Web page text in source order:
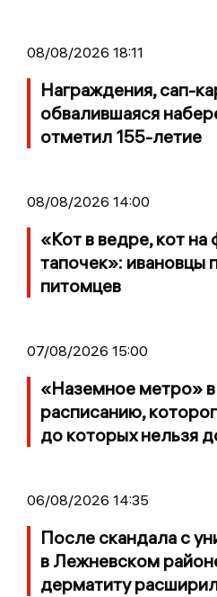
08/08/2026 18:11
Награждения, сап-
обвалившаяся
отметил 155-летие
08/08/2026 14:00
«Кот в ведре, кот
тапочек»: ивановцы
питомцев
07/08/2026 15:00
«Наземное метро»
расписанию,
до которых нельзя
06/08/2026 14:35
После скандала с
в Лежневском
дерматиту